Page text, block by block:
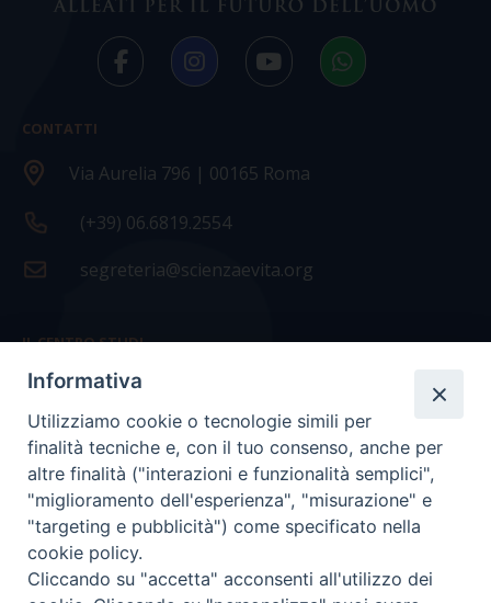
CONTATTI
Via Aurelia 796 | 00165 Roma
(+39) 06.6819.2554
segreteria@scienzaevita.org
IL CENTRO STUDI
La nostra storia
Statuto
Presidenza e ufficio presidenza
Consiglio scientifico
Coordinamento nazionale
Informativa
Utilizziamo cookie o tecnologie simili per
finalità tecniche e, con il tuo consenso, anche per
altre finalità ("interazioni e funzionalità semplici",
"miglioramento dell'esperienza", "misurazione" e
"targeting e pubblicità") come specificato nella
cookie policy.
Cliccando su "accetta" acconsenti all'utilizzo dei